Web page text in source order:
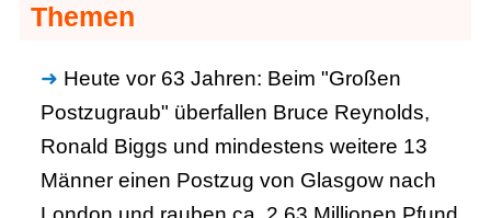
Themen
Heute vor 63 Jahren: Beim "Großen
Postzugraub" überfallen Bruce Reynolds,
Ronald Biggs und mindestens weitere 13
Männer einen Postzug von Glasgow nach